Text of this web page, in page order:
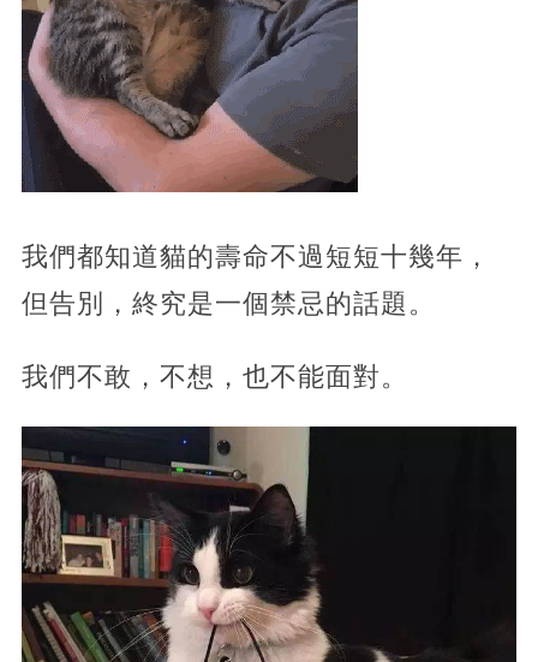
我們都知道貓的壽命不過短短十幾年，
但告別，終究是一個禁忌的話題。
我們不敢，不想，也不能面對。